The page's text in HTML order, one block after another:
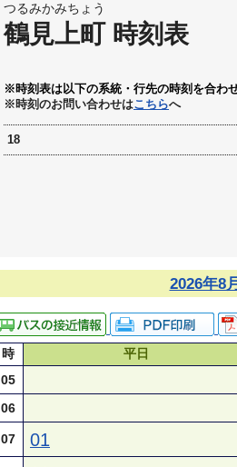
つるみかみちょう
鶴見上町 時刻表
※時刻表は以下の系統・行先の時刻を合わ
※時刻のお問い合わせはこちらへ
18
2026年8
時 平日
05
06
07 01